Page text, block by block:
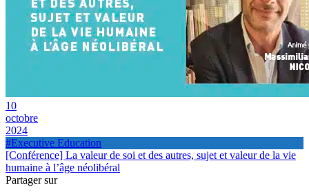
10
octobre
2024
#Executive Education
[Conférence] La valeur de soi et des autres, sujet et valeur de la vie
humaine à l’âge néolibéral
Partager sur